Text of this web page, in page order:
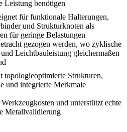
Leistung benötigen
für funktionale Halterungen,
und Strukturknoten als
für geringe Belastungen
gezogen werden, wo zyklische
Leichtbauleistung gleichermaßen
topologieoptimierte Strukturen,
und integrierte Merkmale
und unterstützt echte
Metallvalidierung